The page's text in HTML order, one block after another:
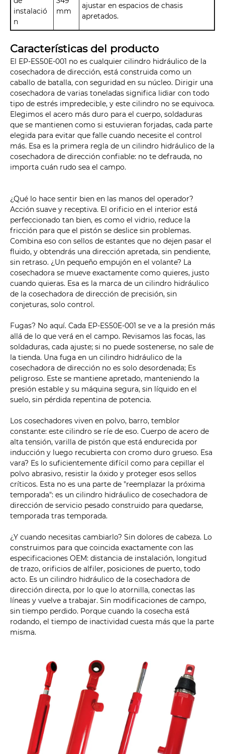
instalació
n
mm
ajustar en espacios de chasis
apretados.
Características del producto
El EP-ES50E-001 no es cualquier cilindro hidráulico de la
cosechadora de dirección, está construida como un
caballo de batalla, con seguridad en su núcleo. Dirigir una
cosechadora de varias toneladas significa lidiar con todo
tipo de estrés impredecible, y este cilindro no se equivoca.
Elegimos el acero más duro para el cuerpo, soldaduras
que se mantienen como si estuvieran forjadas, cada parte
elegida para evitar que falle cuando necesite el control
más. Esa es la primera regla de un cilindro hidráulico de la
cosechadora de dirección confiable: no te defrauda, ​​no
importa cuán rudo sea el campo.
¿Qué lo hace sentir bien en las manos del operador?
Acción suave y receptiva. El orificio en el interior está
perfeccionado tan bien, es como el vidrio, reduce la
fricción para que el pistón se deslice sin problemas.
Combina eso con sellos de estantes que no dejen pasar el
fluido, y obtendrás una dirección apretada, sin pendiente,
sin retraso. ¿Un pequeño empujón en el volante? La
cosechadora se mueve exactamente como quieres, justo
cuando quieras. Esa es la marca de un cilindro hidráulico
de la cosechadora de dirección de precisión, sin
conjeturas, solo control.
Fugas? No aquí. Cada EP-ES50E-001 se ve a la presión más
allá de lo que verá en el campo. Revisamos las focas, las
soldaduras, cada ajuste; si no puede sostenerse, no sale de
la tienda. Una fuga en un cilindro hidráulico de la
cosechadora de dirección no es solo desordenada; Es
peligroso. Este se mantiene apretado, manteniendo la
presión estable y su máquina segura, sin líquido en el
suelo, sin pérdida repentina de potencia.
Los cosechadores viven en polvo, barro, temblor
constante: este cilindro se ríe de eso. Cuerpo de acero de
alta tensión, varilla de pistón que está endurecida por
inducción y luego recubierta con cromo duro grueso. Esa
vara? Es lo suficientemente difícil como para cepillar el
polvo abrasivo, resistir la óxido y proteger esos sellos
críticos. Esta no es una parte de "reemplazar la próxima
temporada": es un cilindro hidráulico de cosechadora de
dirección de servicio pesado construido para quedarse,
temporada tras temporada.
¿Y cuando necesitas cambiarlo? Sin dolores de cabeza. Lo
construimos para que coincida exactamente con las
especificaciones OEM: distancia de instalación, longitud
de trazo, orificios de alfiler, posiciones de puerto, todo
acto. Es un cilindro hidráulico de la cosechadora de
dirección directa, por lo que lo atornilla, conectas las
líneas y vuelve a trabajar. Sin modificaciones de campo,
sin tiempo perdido. Porque cuando la cosecha está
rodando, el tiempo de inactividad cuesta más que la parte
misma.